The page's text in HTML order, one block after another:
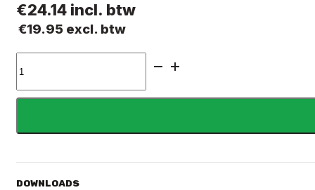
€24.14 incl. btw
€19.95 excl. btw
Clay
Pad
aantal
DOWNLOADS